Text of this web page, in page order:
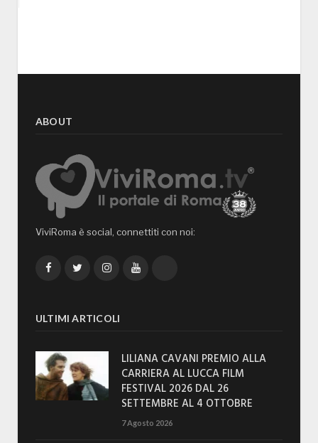
ABOUT
ViviRoma è social, connettiti con noi:
FacebookTwitterInstagramYouTube
ULTIMI ARTICOLI
LILIANA CAVANI PREMIO ALLA
CARRIERA AL LUCCA FILM
FESTIVAL 2026 DAL 26
SETTEMBRE AL 4 OTTOBRE
7 Agosto 2026